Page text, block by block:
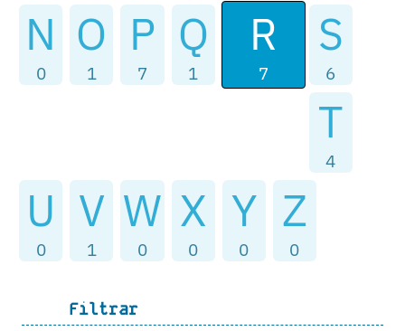
N
0
O
1
P
7
Q
1
R
7
S
6
T
4
U
0
V
1
W
0
X
0
Y
0
Z
0
Filtrar